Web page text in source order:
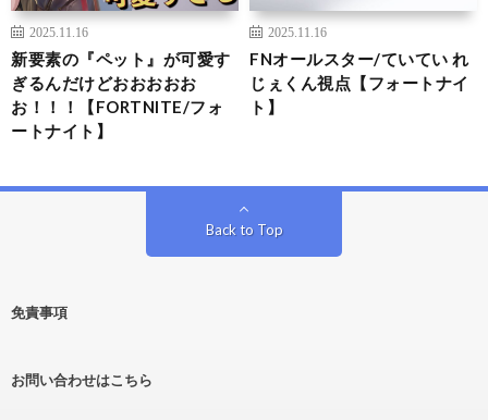
2025.11.16
新要素の『ペット』が可愛す
ぎるんだけどおおおおお
お！！！【FORTNITE/フォ
ートナイト】
2025.11.16
FNオールスター/ていてい れ
じぇくん視点【フォートナイ
ト】
Back to Top
免責事項
お問い合わせはこちら